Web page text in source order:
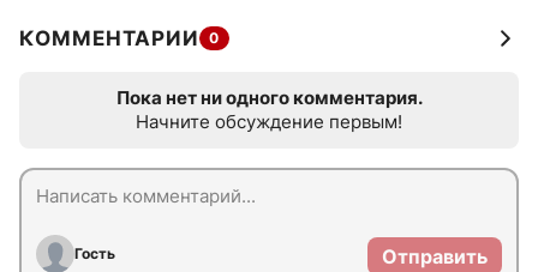
КОММЕНТАРИИ 0
Пока нет ни одного комментария.
Начните обсуждение первым!
Гость Отправить